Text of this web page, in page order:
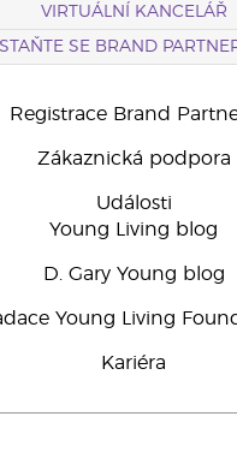
VIRTUÁLNÍ KANCELÁŘ
STAŇTE SE BRAND
Registrace Brand
Zákaznická podpora
Události
Young Living blog
D. Gary Young blog
Young Living
Kariéra